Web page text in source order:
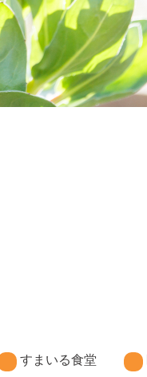
すまいる食堂